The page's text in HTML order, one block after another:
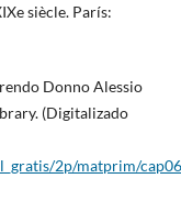
siècle. París:
Donno Alessio
(Digitalizado
2p/matprim/